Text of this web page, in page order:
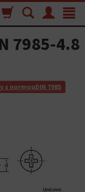
Toggle
Menu
Vyhľadávanie
Nákupný
košík
7985-4.8
s normouDIN 7985